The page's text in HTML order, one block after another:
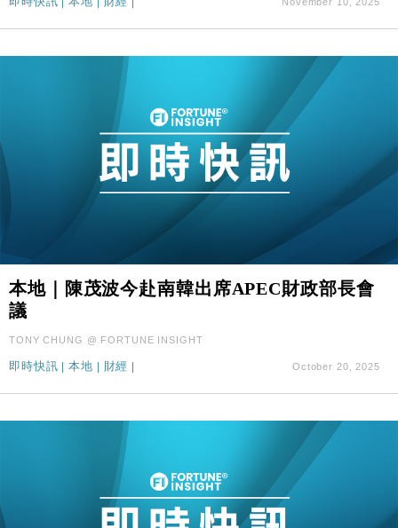
本地｜陳茂波今赴南韓出席APEC財政部長會
議
TONY CHUNG @ FORTUNE INSIGHT
即時快訊 |本地 | 財經 | October 20, 2025